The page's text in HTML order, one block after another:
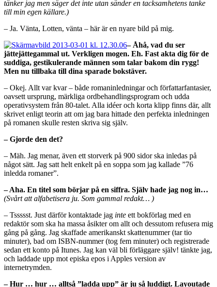
tänker jag men säger det inte utan sänder en tacksamhetens tanke
till min egen källare.)
– Ja. Vänta, Lotten, vänta – här är en nyare bild på mig.
– Åhå, vad du ser
jättejättegammal ut. Verkligen mogen. Eh. Fast akta dig för de
suddiga, gestikulerande männen som talar bakom din rygg!
Men nu tillbaka till dina sparade bokstäver.
– Okej. Allt var kvar – både romaninledningar och författarfantasier,
oavsett ursprung, märkliga ordbehandlingsprogram och udda
operativsystem från 80-talet. Alla idéer och korta klipp finns där, allt
skrivet enligt teorin att om jag bara hittade den perfekta inledningen
på romanen skulle resten skriva sig själv.
– Gjorde den det?
– Mäh. Jag menar, även ett storverk på 900 sidor ska inledas på
något sätt. Jag satt helt enkelt på en soppa som jag kallade ”76
inledda romaner”.
– Aha. En titel som börjar på en siffra. Själv hade jag nog in…
(Svårt att alfabetisera ju. Som gammal redakt… )
– Tssssst. Just därför kontaktade jag inte ett bokförlag med en
redaktör som ska ha massa åsikter om allt och dessutom refusera mig
gång på gång. Jag skaffade amerikanskt skattenummer (tar tio
minuter), bad om ISBN-nummer (tog fem minuter) och registrerade
sedan ett konto på Itunes. Jag kan väl bli förläggare själv! tänkte jag,
och laddade upp mot episka epos i Apples version av
internetrymden.
– Hur … hur … alltså ”ladda upp” är ju så luddigt. Layoutade